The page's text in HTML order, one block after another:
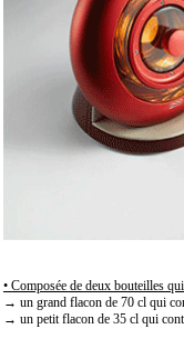
• Composée de deux bouteilles
→ un grand flacon de 70 cl qui
→ un petit flacon de 35 cl qui